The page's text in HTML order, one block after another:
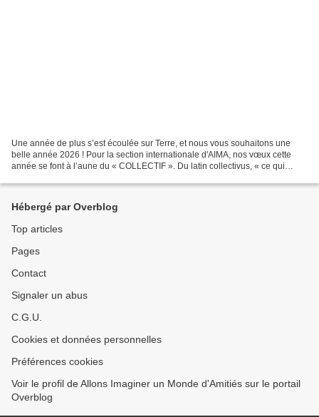
Une année de plus s’est écoulée sur Terre, et nous vous souhaitons une
belle année 2026 ! Pour la section internationale d'AIMA, nos vœux cette
année se font à l’aune du « COLLECTIF ». Du latin collectivus, « ce qui
Hébergé par Overblog
Top articles
Pages
Contact
Signaler un abus
C.G.U.
Cookies et données personnelles
Préférences cookies
Voir le profil de Allons Imaginer un Monde d'Amitiés sur le portail
Overblog